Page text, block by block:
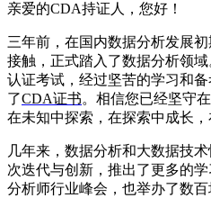
亲爱的CDA持证 人，您好！
三年前，在国内数据分析发展
接触，正式踏入了数据分析领域
认证考试 ， 经过坚苦的学习和备
了CDA证书。相信您已经坚守
在未知中探索，在探索中成长
几年来，数据分析和大数据技术
次迭代与创 新，推出了更多的学
分析师行业峰会，也举办了数